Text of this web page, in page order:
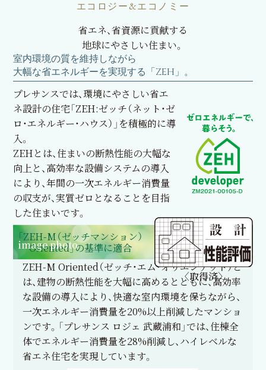
エコロジー&エコノミー
省エネ、省資源に貢献する
地球にやさしい住まい。
室内環境の質を維持しながら
大幅な省エネルギーを実現する「ZEH」。
プレサンスでは、環境にやさしい省エ
ネ設計の住宅「ZEH:ゼッチ（ネット・ゼ
ロ・エネルギー・ハウス）」を積極的に導
入。
ZEHとは、住まいの断熱性能の大幅な
向上と、高効率な設備システムの導入
により、年間の一次エネルギー消費量
の収支が、実質ゼロとなることを目指
した住まいです。
「ZEH-M（ゼッチマンション）
Oriented」の基準に適合
image photo
〈取得済〉
ZEH-M Oriented（ゼッチ・エム・オリエンテッド）と
は、建物の断熱性能を大幅に高めるとともに、高効率
な設備の導入により、快適な室内環境を保ちながら、
一次エネルギー消費量を20%以上削減したマンショ
ンです。「プレサンス ロジェ 武蔵浦和」では、住棟全
体でエネルギー消費量を28%削減し、ハイレベルな
省エネ住宅を実現しています。